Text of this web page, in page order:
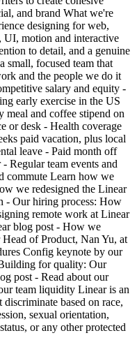
and brand What we're
designing for web,
UI, motion and interactive
to detail, and a genuine
small, focused team that
and the people we do it
salary and equity -
early exercise in the US
meal and coffee stipend on
or desk - Health coverage
paid vacation, plus local
leave - Paid month off
Regular team events and
commute Learn how we
we redesigned the Linear
- Our hiring process: How
remote work at Linear
blog post - How we
of Product, Nan Yu, at
Config keynote by our
for quality: Our
post - Read about our
team liquidity Linear is an
based on race,
sexual orientation,
or any other protected